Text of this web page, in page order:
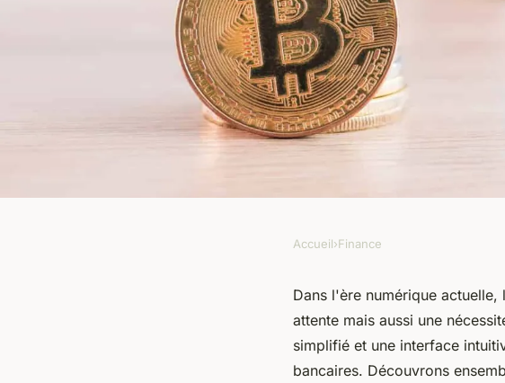
Lefil.com : un outil pour
facilement à vos relevés
Accueil›Finance
Dans l'ère numérique
attente mais aussi une
simplifié et une interface
bancaires. Découvrons